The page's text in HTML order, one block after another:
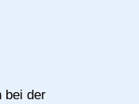
bei der